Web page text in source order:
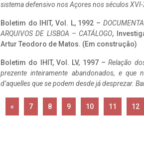
sistema defensivo nos Açores nos séculos
Boletim do IHIT, Vol. L, 1992 –
ARQUIVOS DE LISBOA – CATÁLOGO,
Artur Teodoro de Matos. (Em construção)
Boletim do IHIT, Vol. LV, 1997 –Relação
prezente inteiramente abandonados, e que
d’aquelles que se podem desde já desprezar.
« 7 8 9 10 11 12